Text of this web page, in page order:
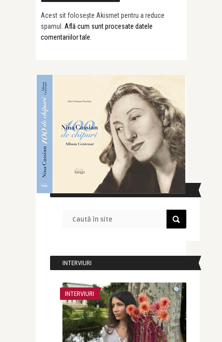
Acest sit folosește Akismet pentru a reduce
spamul. Află cum sunt procesate datele
comentariilor tale
CAUTĂ ÎN SITE
INTERVIURI
INTERVIURI